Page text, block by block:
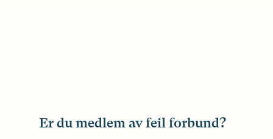
Er du medlem av feil forbund?